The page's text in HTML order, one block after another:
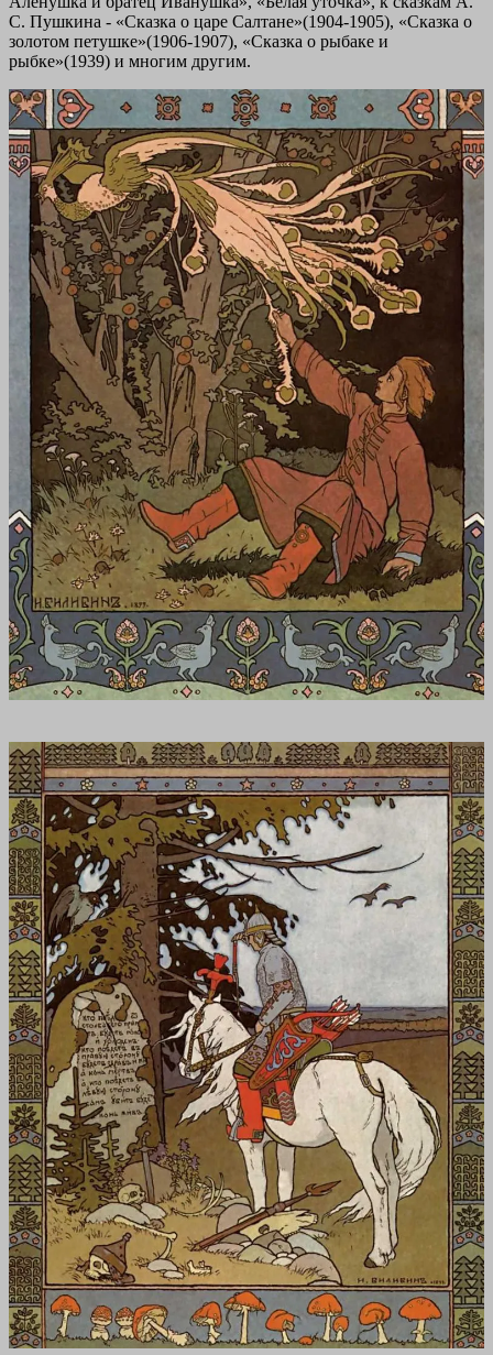
С. Пушкина - «Сказка о царе Салтане»(1904-1905), «Сказка о
золотом петушке»(1906-1907), «Сказка о рыбаке и
рыбке»(1939) и многим другим.